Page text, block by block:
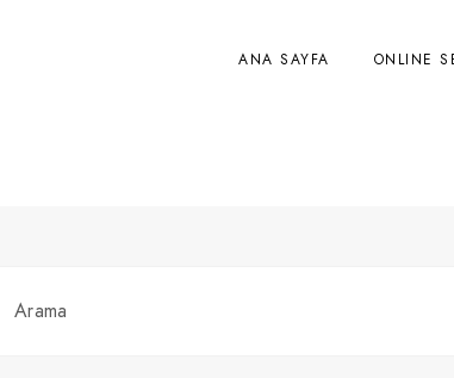
ANA SAYFA ONLINE
Maniyerizm